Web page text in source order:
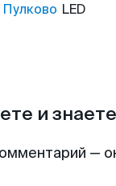
Пулково LED
и
—